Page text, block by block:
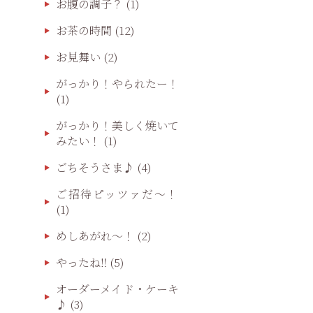
お腹の調子？ (1)
お茶の時間 (12)
お見舞い (2)
がっかり！やられたー！
(1)
がっかり！美しく焼いて
みたい！ (1)
ごちそうさま♪ (4)
ご招待ピッツァだ〜！
(1)
めしあがれ～！ (2)
やったね‼️ (5)
オーダーメイド・ケーキ
♪ (3)